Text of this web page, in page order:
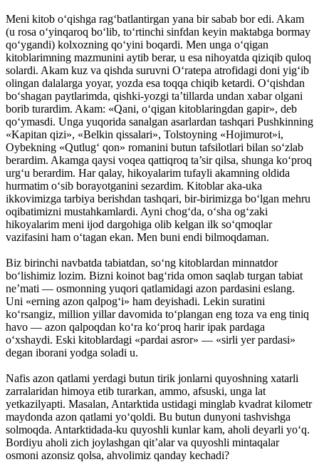
Meni kitob o‘qishga rag‘batlantirgan yana bir sabab bor edi. Akam
(u rosa o‘yinqaroq bo‘lib, to‘rtinchi sinfdan keyin maktabga bormay
qo‘ygandi) kolxozning qo‘yini boqardi. Men unga o‘qigan
kitoblarimning mazmunini aytib berar, u esa nihoyatda qiziqib quloq
solardi. Akam kuz va qishda suruvni O‘ratepa atrofidagi doni yig‘ib
olingan dalalarga yoyar, yozda esa toqqa chiqib ketardi. O‘qishdan
bo‘shagan paytlarimda, qishki-yozgi ta’tillarda undan xabar olgani
borib turardim. Akam: «Qani, o‘qigan kitoblaringdan gapir», deb
qo‘ymasdi. Unga yuqorida sanalgan asarlardan tashqari Pushkinning
«Kapitan qizi», «Belkin qissalari», Tolstoyning «Hojimurot»i,
Oybekning «Qutlug‘ qon» romanini butun tafsilotlari bilan so‘zlab
berardim. Akamga qaysi voqea qattiqroq ta’sir qilsa, shunga ko‘proq
urg‘u berardim. Har qalay, hikoyalarim tufayli akamning oldida
hurmatim o‘sib borayotganini sezardim. Kitoblar aka-uka
ikkovimizga tarbiya berishdan tashqari, bir-birimizga bo‘lgan mehru
oqibatimizni mustahkamlardi. Ayni chog‘da, o‘sha og‘zaki
hikoyalarim meni ijod dargohiga olib kelgan ilk so‘qmoqlar
vazifasini ham o‘tagan ekan. Men buni endi bilmoqdaman.
Biz birinchi navbatda tabiatdan, so‘ng kitoblardan minnatdor
bo‘lishimiz lozim. Bizni koinot bag‘rida omon saqlab turgan tabiat
ne’mati — osmonning yuqori qatlamidagi azon pardasini eslang.
Uni «erning azon qalpog‘i» ham deyishadi. Lekin suratini
ko‘rsangiz, million yillar davomida to‘plangan eng toza va eng tiniq
havo — azon qalpoqdan ko‘ra ko‘proq harir ipak pardaga
o‘xshaydi. Eski kitoblardagi «pardai asror» — «sirli yer pardasi»
degan iborani yodga soladi u.
Nafis azon qatlami yerdagi butun tirik jonlarni quyoshning xatarli
zarralaridan himoya etib turarkan, ammo, afsuski, unga lat
yetkazilyapti. Masalan, Antarktida ustidagi minglab kvadrat kilometr
maydonda azon qatlami yo‘qoldi. Bu butun dunyoni tashvishga
solmoqda. Antarktidada-ku quyoshli kunlar kam, aholi deyarli yo‘q.
Bordiyu aholi zich joylashgan qit’alar va quyoshli mintaqalar
osmoni azonsiz qolsa, ahvolimiz qanday kechadi?